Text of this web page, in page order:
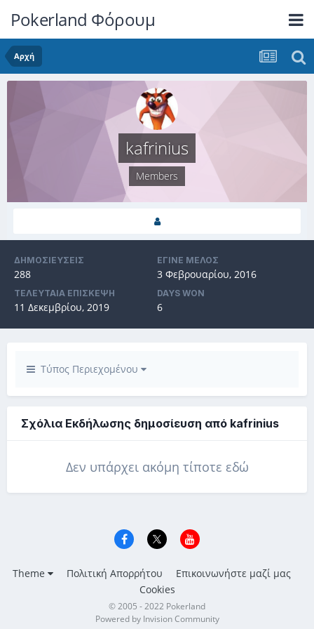
Pokerland Φόρουμ
Αρχή
kafrinius
Members
ΔΗΜΟΣΙΕΎΣΕΙΣ
288
ΈΓΙΝΕ ΜΈΛΟΣ
3 Φεβρουαρίου, 2016
ΤΕΛΕΥΤΑΊΑ ΕΠΊΣΚΕΨΗ
11 Δεκεμβρίου, 2019
DAYS WON
6
Τύπος Περιεχομένου
Σχόλια Εκδήλωσης δημοσίευση από kafrinius
Δεν υπάρχει ακόμη τίποτε εδώ
Theme Πολιτική Απορρήτου
Επικοινωνήστε μαζί μας
Cookies
© 2005 - 2022 Pokerland
Powered by Invision Community